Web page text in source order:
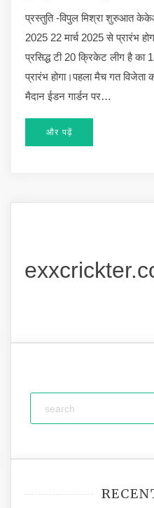
प्रस्तुति -विपुल मिश्रा शुरुआत
2025 22 मार्च 2025 से प्रारंभ
प्रसिद्ध टी 20 क्रिकेट लीग है का
प्रारंभ होगा।पहला मैच गत
मैदान ईडन गार्डन पर…
और पढ़ें